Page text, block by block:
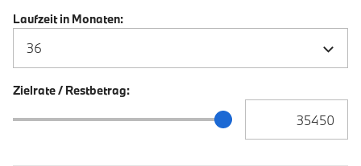
Laufzeit in Monaten:
Zielrate / Restbetrag:
Zielrate / Restbetrag Schieberegler